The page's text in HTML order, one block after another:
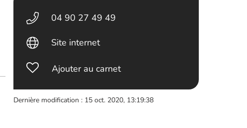
04 90 27 49 49
Site internet
Ajouter au carnet
Dernière modification : 15 oct. 2020, 13:19:38